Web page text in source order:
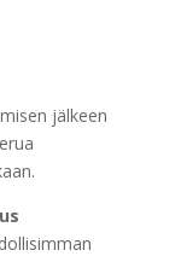
jälkeen